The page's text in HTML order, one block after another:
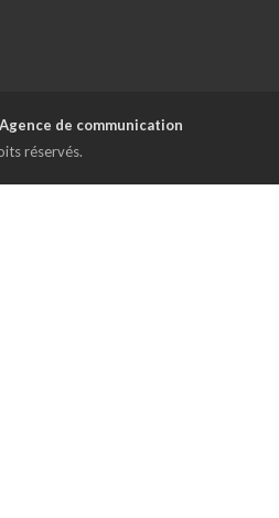
Agence de communication
réservés.